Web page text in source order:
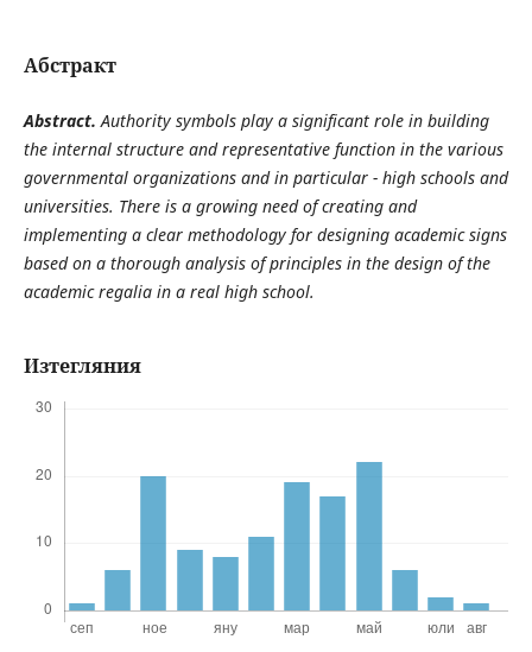
Абстракт
Abstract.Authority symbols play a significant role in building
the internal structure and representative function in the various
governmental organizations and in particular - high schools and
universities. There is a growing need of creating and
implementing a clear methodology for designing academic signs
based on a thorough analysis of principles in the design of the
academic regalia in a real high school.
Изтегляния